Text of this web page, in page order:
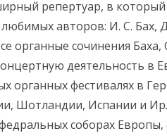
репертуар, в который
авторов: И. С. Бах,
органные сочинения
деятельность в
органных фестивалях в
Шотландии, Испании и
соборах